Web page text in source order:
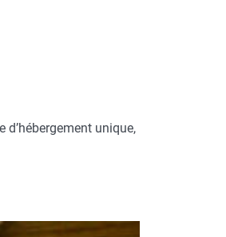
unique,